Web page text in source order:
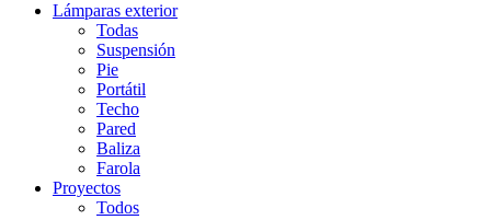
Lámparas exterior
Todas
Suspensión
Pie
Portátil
Techo
Pared
Baliza
Farola
Proyectos
Todos